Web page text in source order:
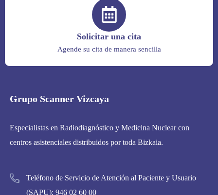
Solicitar una cita
Agende su cita de manera sencilla
Grupo Scanner Vizcaya
Especialistas en Radiodiagnóstico y Medicina Nuclear con
centros asistenciales distribuidos por toda Bizkaia.
Teléfono de Servicio de Atención al Paciente y Usuario
(SAPU): 946 02 60 00